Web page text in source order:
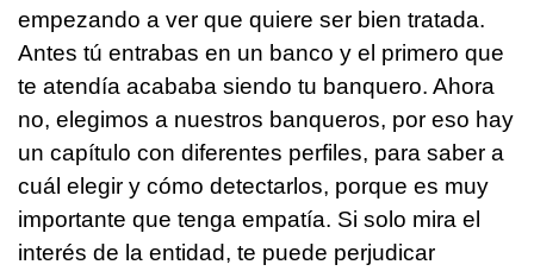
empezando a ver que quiere ser bien tratada.
Antes tú entrabas en un banco y el primero que
te atendía acababa siendo tu banquero. Ahora
no, elegimos a nuestros banqueros, por eso hay
un capítulo con diferentes perfiles, para saber a
cuál elegir y cómo detectarlos, porque es muy
importante que tenga empatía. Si solo mira el
interés de la entidad, te puede perjudicar